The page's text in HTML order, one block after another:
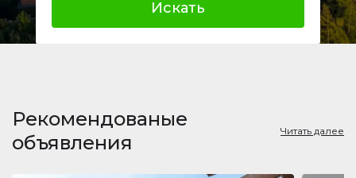
Искать
Рекомендованые
объявления
Читать далее